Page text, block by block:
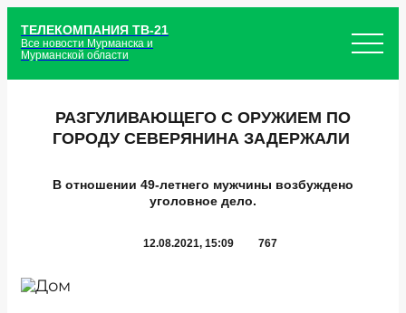
ТЕЛЕКОМПАНИЯ ТВ-21
Все новости Мурманска и
Мурманской области
РАЗГУЛИВАЮЩЕГО С ОРУЖИЕМ ПО
ГОРОДУ СЕВЕРЯНИНА ЗАДЕРЖАЛИ
В отношении 49-летнего мужчины возбуждено
уголовное дело.
12.08.2021, 15:09 767